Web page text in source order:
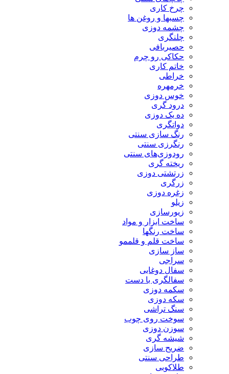
چرخ کاری
چسبها و روغن ها
چشمه دوزی
چلنگری
حصیربافی
حکاکی رو چرم
خاتم کاری
خراطی
خرمهره
خوس دوزی
درود گری
ده یک دوزی
دواتگری
رنگ سازی سنتی
رنگرزی سنتی
رودوزی‌های سنتی
ریخته گری
زرتشتی دوزی
زرگری
زغره دوزی
زیلو
زیورسازی
ساخت ابزار و مواد
ساخت رنگها
ساخت قلم و قلممو
ساز سازی
سراجی
سفال دوغابی
سفالگری با دست
سکمه دوزی
سکه دوزی
سنگ تراشی
سوخت روی چوب
سوزن دوزی
شیشه گری
ضریح سازی
طراحی سنتی
طلاکوبی